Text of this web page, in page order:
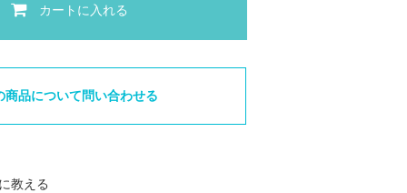
カートに入れる
商品について問い合わせる
教える